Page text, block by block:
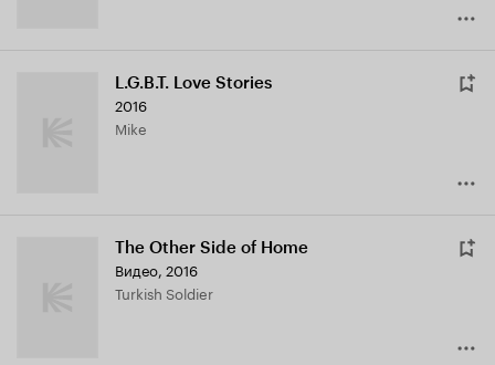
L.G.B.T. Love Stories
2016
Mike
The Other Side of Home
Видео, 2016
Turkish Soldier